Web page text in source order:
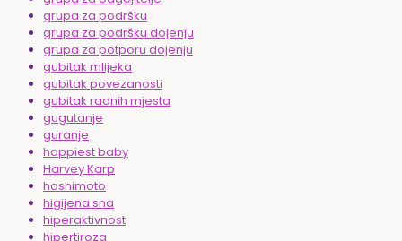
grupa za podršku
grupa za podršku dojenju
grupa za potporu dojenju
gubitak mlijeka
gubitak povezanosti
gubitak radnih mjesta
gugutanje
guranje
happiest baby
Harvey Karp
hashimoto
higijena sna
hiperaktivnost
hipertiroza